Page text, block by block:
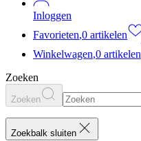
Inloggen
Favorieten,0 artikelen
Winkelwagen,0 artikelen
Zoeken
Zoeken
Zoekbalk sluiten